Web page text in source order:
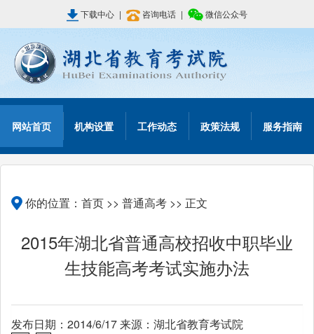
下载中心 | 咨询电话 | 微信公众号
网站首页 机构设置 工作动态 政策法规 服务指南
你的位置： 首页 >> 普通高考 >> 正文
2015年湖北省普通高校招收中职毕业
生技能高考考试实施办法
发布日期：2014/6/17 来源：湖北省教育考试院